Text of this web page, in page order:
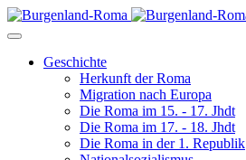
Geschichte
Herkunft der Roma
Migration nach Europa
Die Roma im 15. - 17. Jhdt
Die Roma im 17. - 18. Jhdt
Die Roma in der 1. Republik